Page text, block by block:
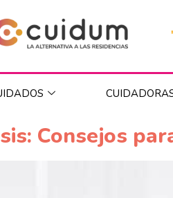
Consejos